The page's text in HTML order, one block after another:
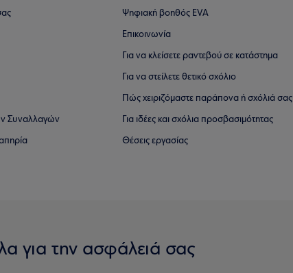
Συναλλαγών
Ψηφιακή βοηθός EVA
Επικοινωνία
Για να κλείσετε ραντεβού σε κατάστημα
Για να στείλετε θετικό σχόλιο
Πώς χειριζόμαστε παράπονα ή σχόλιά σας
Για ιδέες και σχόλια προσβασιμότητας
Θέσεις εργασίας
για την ασφάλειά σας